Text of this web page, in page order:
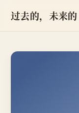
过去的，未来的